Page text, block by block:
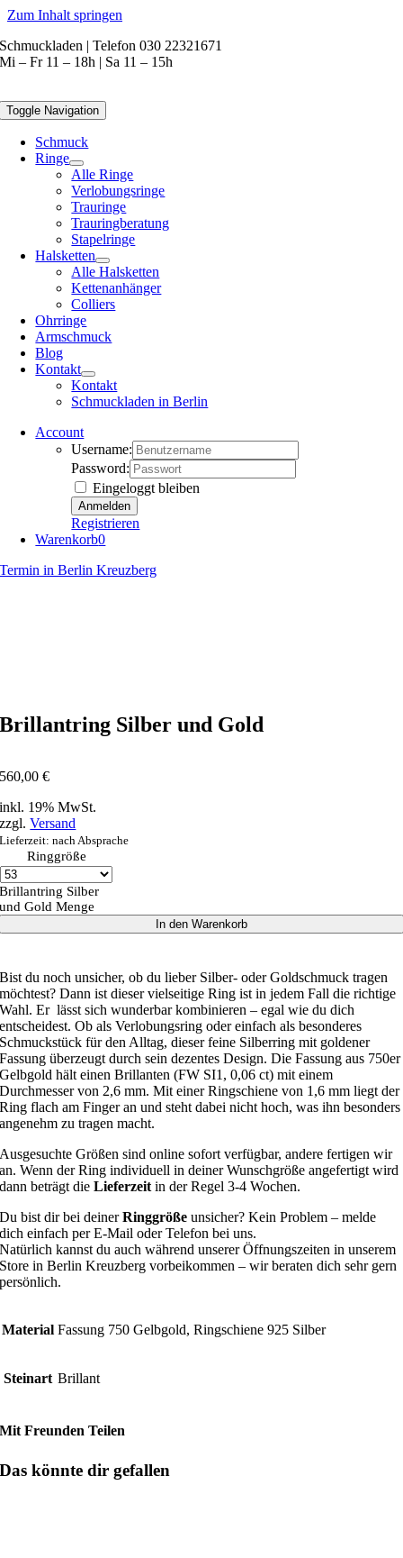
Zum Inhalt springen
Schmuckladen | Telefon 030 22321671
Mi – Fr 11 – 18h | Sa 11 – 15h
Toggle Navigation
Schmuck
Ringe
Alle Ringe
Verlobungsringe
Trauringe
Trauringberatung
Stapelringe
Halsketten
Alle Halsketten
Kettenanhänger
Colliers
Ohrringe
Armschmuck
Blog
Kontakt
Kontakt
Schmuckladen in Berlin
Account
Username:
Password:
Eingeloggt bleiben
Registrieren
Warenkorb0
Termin in Berlin Kreuzberg
Brillantring Silber und Gold
560,00€
inkl. 19% MwSt.
zzgl.Versand
Lieferzeit: nach Absprache
Ringgröße
Brillantring Silber
und Gold Menge
In den Warenkorb
Bist du noch unsicher, ob du lieber Silber- oder Goldschmuck tragen
möchtest? Dann ist dieser vielseitige Ring ist in jedem Fall die richtige
Wahl. Er lässt sich wunderbar kombinieren – egal wie du dich
entscheidest. Ob als Verlobungsring oder einfach als besonderes
Schmuckstück für den Alltag, dieser feine Silberring mit goldener
Fassung überzeugt durch sein dezentes Design. Die Fassung aus 750er
Gelbgold hält einen Brillanten (FW SI1, 0,06 ct) mit einem
Durchmesser von 2,6 mm. Mit einer Ringschiene von 1,6 mm liegt der
Ring flach am Finger an und steht dabei nicht hoch, was ihn besonders
angenehm zu tragen macht.
Ausgesuchte Größen sind online sofort verfügbar, andere fertigen wir
an. Wenn der Ring individuell in deiner Wunschgröße angefertigt wird
dann beträgt dieLieferzeit in der Regel 3-4 Wochen.
Du bist dir bei deinerRinggröße unsicher? Kein Problem – melde
dich einfach per E-Mail oder Telefon bei uns.
Natürlich kannst du auch während unserer Öffnungszeiten in unserem
Store in Berlin Kreuzberg vorbeikommen – wir beraten dich sehr gern
persönlich.
Material Fassung 750 Gelbgold, Ringschiene 925 Silber
Steinart Brillant
Mit Freunden Teilen
Das könnte dir gefallen